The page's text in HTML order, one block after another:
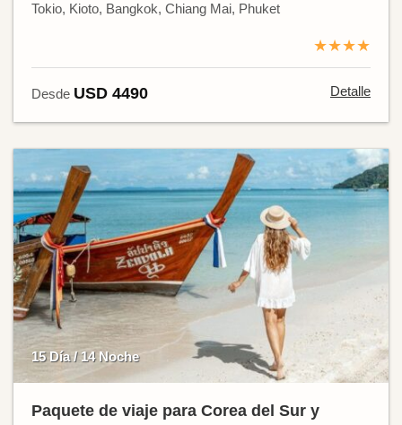
Tokio, Kioto, Bangkok, Chiang Mai, Phuket
★★★★
Desde USD 4490 Detalle
15 Día / 14 Noche
Paquete de viaje para Corea del Sur y